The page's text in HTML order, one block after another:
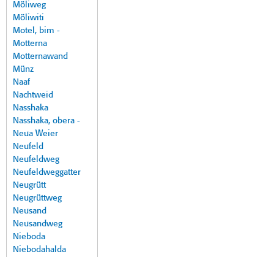
Möliweg
Möliwiti
Motel, bim -
Motterna
Motternawand
Münz
Naaf
Nachtweid
Nasshaka
Nasshaka, obera -
Neua Weier
Neufeld
Neufeldweg
Neufeldweggatter
Neugrütt
Neugrüttweg
Neusand
Neusandweg
Nieboda
Niebodahalda